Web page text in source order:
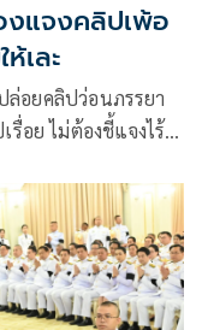
แจงคลิปเพ้อ
เละ
ล่อยคลิปว่อนภรรยา
รื่อย ไม่ต้องชี้แจงไร้